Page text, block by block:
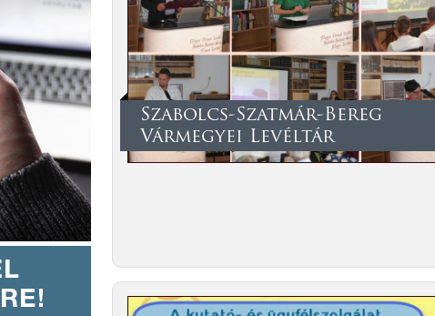
Szabolcs-Szatmár-Bereg
Vármegyei Levéltár